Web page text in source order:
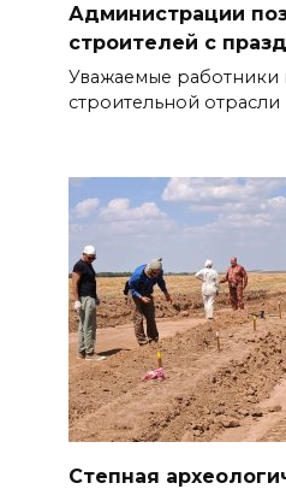
Администрации
строителей с
Уважаемые работники
строительной отрасли
Степная